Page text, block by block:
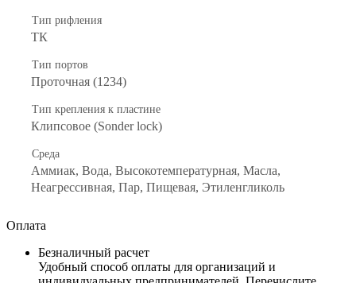
Тип рифления
ТК
Тип портов
Проточная (1234)
Тип крепления к пластине
Клипсовое (Sonder lock)
Среда
Аммиак, Вода, Высокотемпературная, Масла,
Неагрессивная, Пар, Пищевая, Этиленгликоль
Оплата
Безналичный расчет
Удобный способ оплаты для организаций и